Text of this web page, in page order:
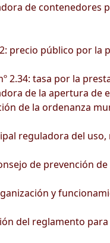
de contenedores
precio público por la
2.34: tasa por la
de la apertura de
de la ordenanza
reguladora del
de prevención
y
del reglamento